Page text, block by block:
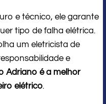
e técnico, ele garante
tipo de falha elétrica.
um eletricista de
e
Adriano é a melhor
elétrico.